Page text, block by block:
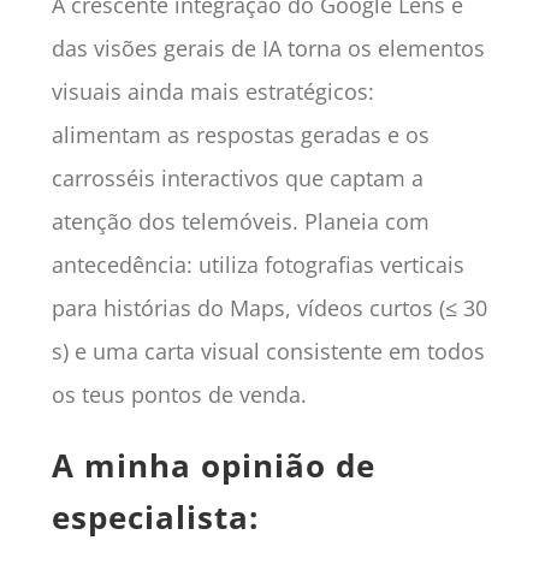
das visões gerais de IA torna os elementos
visuais ainda mais estratégicos:
alimentam as respostas geradas e os
carrosséis interactivos que captam a
atenção dos telemóveis. Planeia com
antecedência: utiliza fotografias verticais
para histórias do Maps, vídeos curtos (≤ 30
s) e uma carta visual consistente em todos
os teus pontos de venda.
A minha opinião de
especialista: